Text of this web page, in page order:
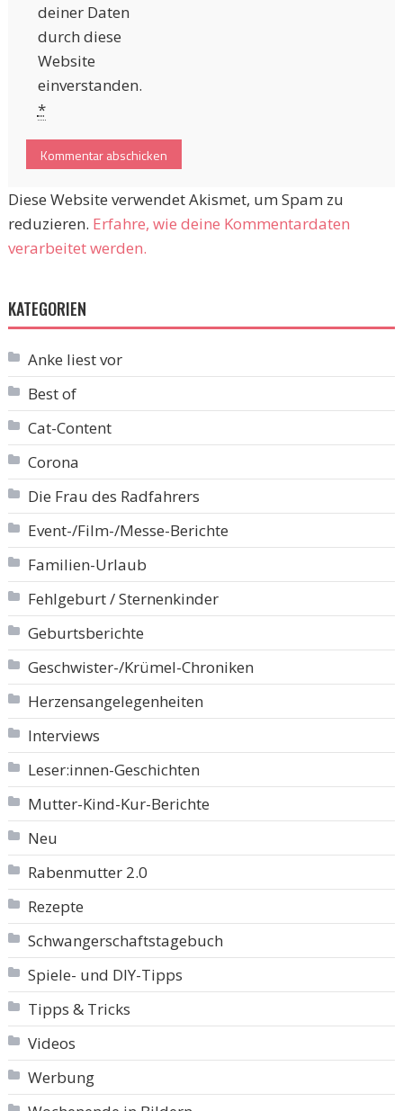
deiner Daten
durch diese
Website
einverstanden.
*
Diese Website verwendet Akismet, um Spam zu
reduzieren. Erfahre, wie deine Kommentardaten
verarbeitet werden.
KATEGORIEN
Anke liest vor
Best of
Cat-Content
Corona
Die Frau des Radfahrers
Event-/Film-/Messe-Berichte
Familien-Urlaub
Fehlgeburt / Sternenkinder
Geburtsberichte
Geschwister-/Krümel-Chroniken
Herzensangelegenheiten
Interviews
Leser:innen-Geschichten
Mutter-Kind-Kur-Berichte
Neu
Rabenmutter 2.0
Rezepte
Schwangerschaftstagebuch
Spiele- und DIY-Tipps
Tipps & Tricks
Videos
Werbung